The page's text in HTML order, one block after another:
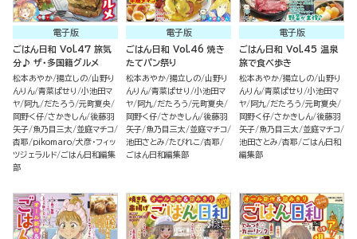
電子版
ごはん日和 Vol.47 旅気
分♪ ザ・多国籍グルメ
松本あやか 揚立しの 山野り
んりん 青菜ぱせり
小池田マ
ヤ 阿九 だたろう 元町夏央
岡野く仔 さかきしん 後藤羽
矢子 魚乃目三太
並庭マチコ
杏耶
pikomaro 犬彦・フィッ
ツジェラルド ごはん日和編集
部
電子版
ごはん日和 Vol.46 焼き
たてパン祭り
松本あやか 揚立しの 山野り
んりん 青菜ぱせり
小池田マ
ヤ 阿九 だたろう 元町夏央
岡野く仔 さかきしん 後藤羽
矢子 魚乃目三太
並庭マチコ
池田さとみ たびれこ 杏耶
ごはん日和編集部
電子版
ごはん日和 Vol.45 温泉
旅で食べ歩き
松本あやか 揚立しの 山野り
んりん 青菜ぱせり
小池田マ
ヤ 阿九 だたろう 元町夏央
岡野く仔 さかきしん 後藤羽
矢子 魚乃目三太
並庭マチコ
池田さとみ 杏耶
ごはん日和
編集部